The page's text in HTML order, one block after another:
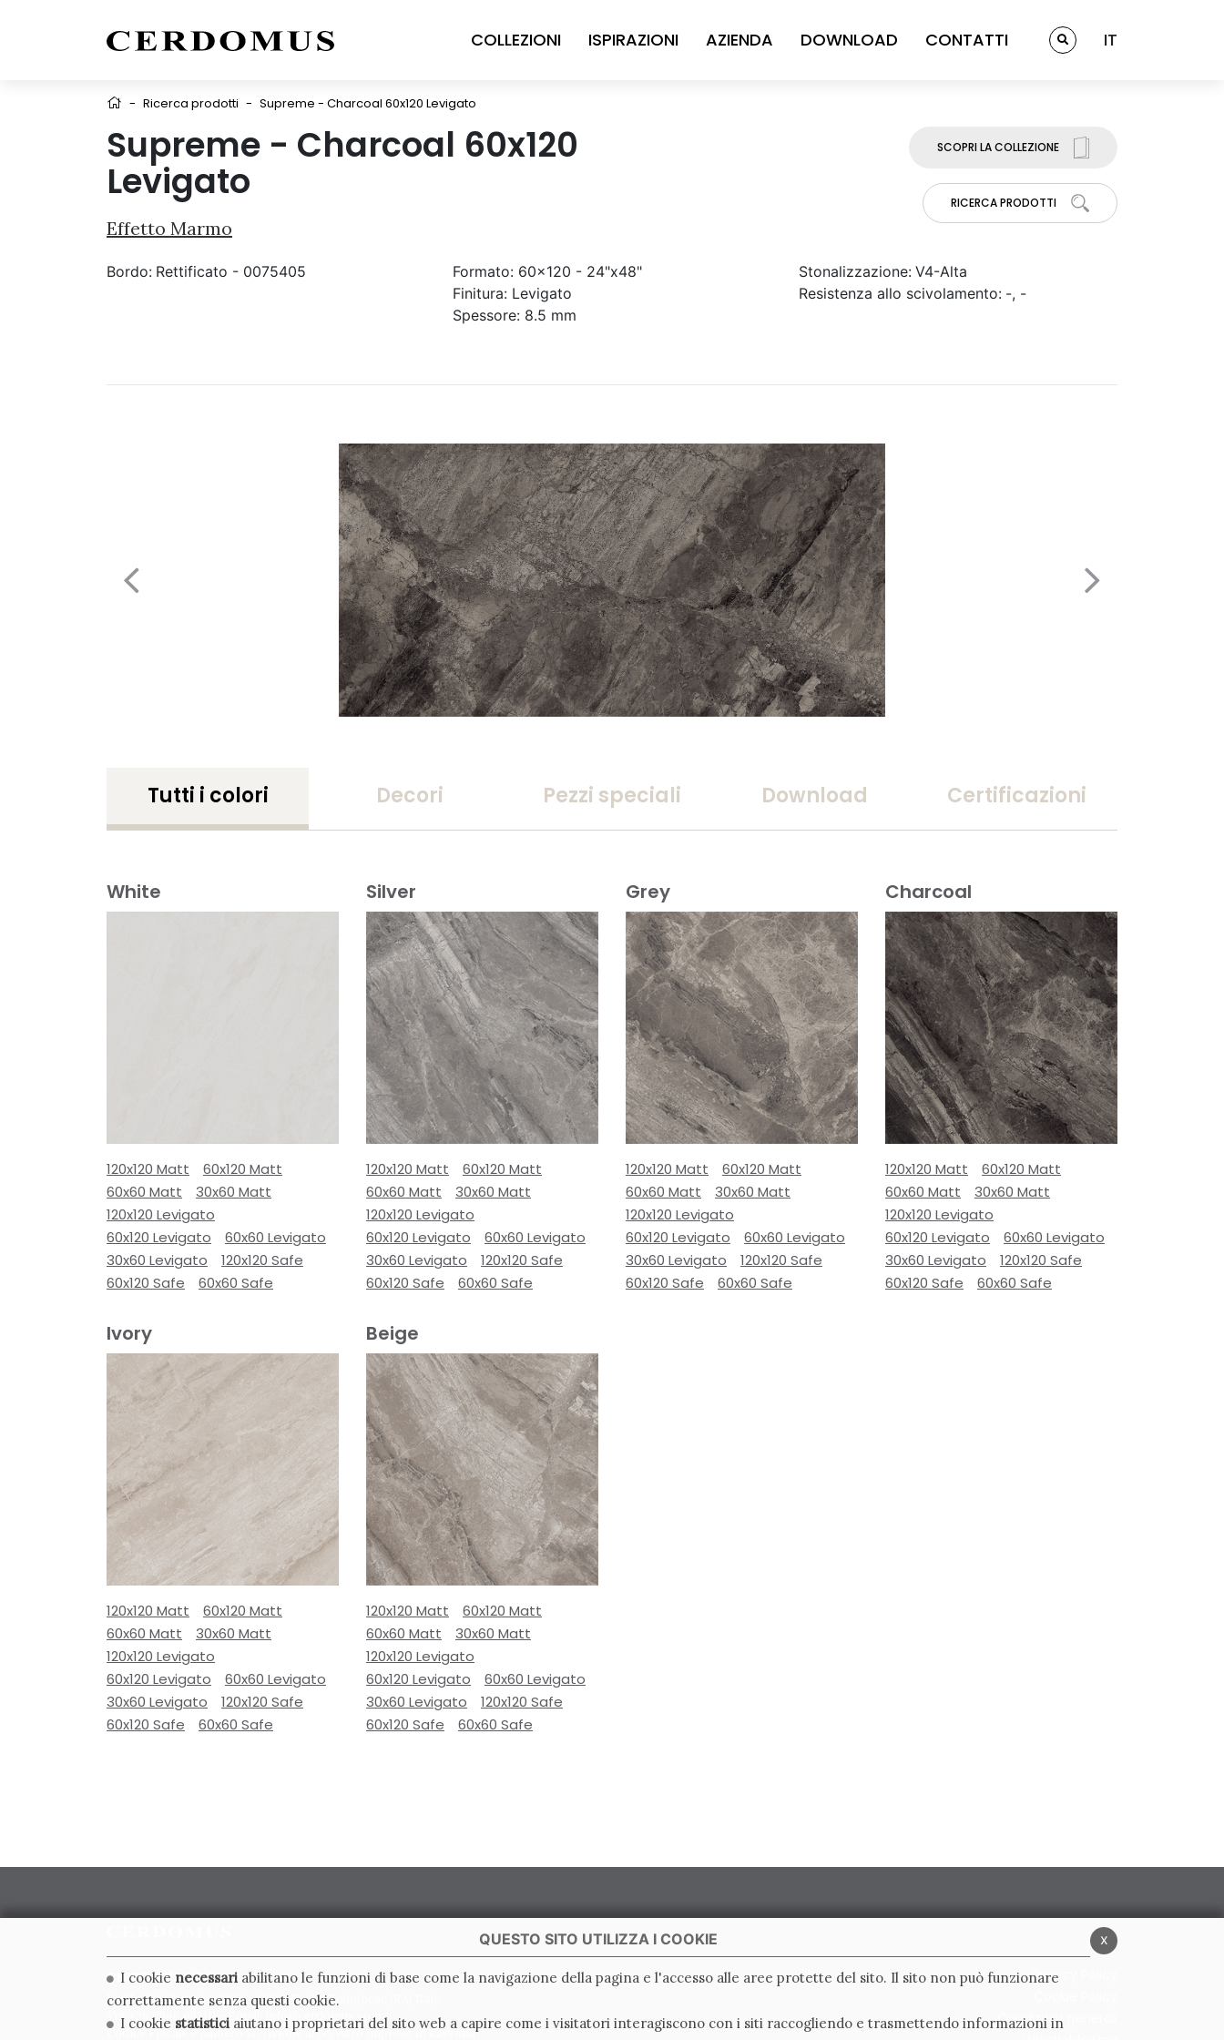
COLLEZIONI ISPIRAZIONI AZIENDA DOWNLOAD CONTATTI IT
- Ricerca prodotti - Supreme - Charcoal 60x120 Levigato
Supreme - Charcoal 60x120
Levigato
Effetto Marmo
SCOPRI LA COLLEZIONE
RICERCA PRODOTTI
Bordo: Rettificato - 0075405 Formato: 60x120 - 24"x48"
Finitura: Levigato
Spessore: 8.5 mm
Stonalizzazione: V4-Alta
Resistenza allo scivolamento: -, -
Tutti i colori Decori Pezzi speciali Download Certificazioni
White
120x120 Matt
60x120 Matt
60x60 Matt
30x60 Matt
120x120 Levigato
60x120 Levigato
60x60 Levigato
30x60 Levigato
120x120 Safe
60x120 Safe
60x60 Safe
Silver
120x120 Matt
60x120 Matt
60x60 Matt
30x60 Matt
120x120 Levigato
60x120 Levigato
60x60 Levigato
30x60 Levigato
120x120 Safe
60x120 Safe
60x60 Safe
Grey
120x120 Matt
60x120 Matt
60x60 Matt
30x60 Matt
120x120 Levigato
60x120 Levigato
60x60 Levigato
30x60 Levigato
120x120 Safe
60x120 Safe
60x60 Safe
Charcoal
120x120 Matt
60x120 Matt
60x60 Matt
30x60 Matt
120x120 Levigato
60x120 Levigato
60x60 Levigato
30x60 Levigato
120x120 Safe
60x120 Safe
60x60 Safe
Ivory
120x120 Matt
60x120 Matt
60x60 Matt
30x60 Matt
120x120 Levigato
60x120 Levigato
60x60 Levigato
30x60 Levigato
120x120 Safe
60x120 Safe
60x60 Safe
Beige
120x120 Matt
60x120 Matt
60x60 Matt
30x60 Matt
120x120 Levigato
60x120 Levigato
60x60 Levigato
30x60 Levigato
120x120 Safe
60x120 Safe
60x60 Safe
CERDOMUS S.R.L.
Via Emilia Ponente, 1000 - 48014 Castel Bolognese (RA) Italy
Tel. +39.0546.652111 - Email: info@cerdomus.com
Codice Fiscale e numero iscrizione al registro imprese di Ravenna
Privacy Policy
Condizioni generali
x
QUESTO SITO UTILIZZA I COOKIE
I cookie necessari abilitano le funzioni di base come la navigazione della pagina e l'accesso alle aree protette del sito. Il sito non può funzionare
correttamente senza questi cookie.
I cookie statistici aiutano i proprietari del sito web a capire come i visitatori interagiscono con i siti raccogliendo e trasmettendo informazioni in